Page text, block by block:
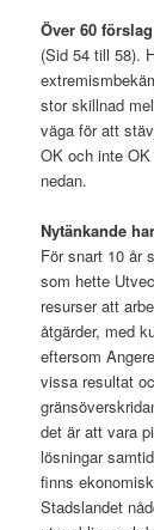
Över 60
(Sid 54 till 58).
stor skillnad
väga för att
OK och inte
nedan.
Nytänkande
För snart 10 år
som hette
resurser att
åtgärder, med
eftersom
vissa resultat
det är att vara
lösningar
finns
Stadslandet